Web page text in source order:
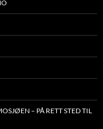
– PÅ RETT STED TIL